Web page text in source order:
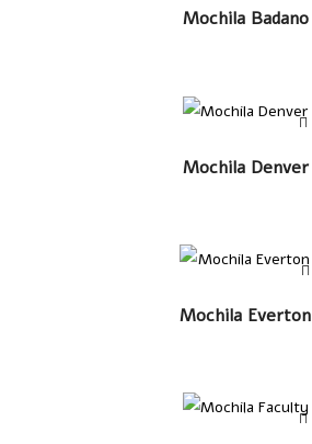
LEER MÁS
Mochila Badano
LEER MÁS
Mochila Denver
LEER MÁS
Mochila Everton